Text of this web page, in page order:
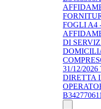
FOGLI A4
DI
31/12/
DIRETTA
B342770611